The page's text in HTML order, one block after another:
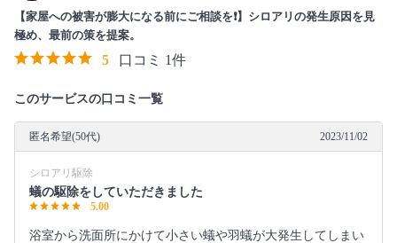
【家屋への被害が膨大になる前にご相談を❗️】シロアリの発生原因を見
極め、最前の策を提案。
5 口コミ 1件
このサービスの口コミ一覧
匿名希望(50代) 2023/11/02
シロアリ駆除
蟻の駆除をしていただきました
5.00
浴室から洗面所にかけて小さい蟻や羽蟻が大発生してしまい